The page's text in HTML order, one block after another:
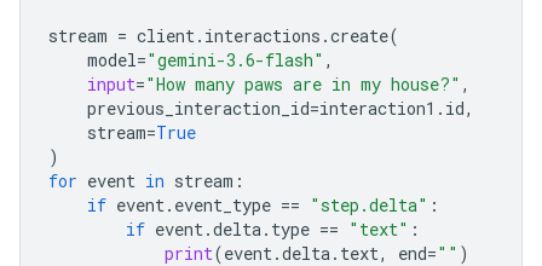
stream = client. interactions .create(
model="gemini-3.6-flash" ,
input="How many paws are in my house?" ,
previous_interaction_id=interaction1 . id,
stream=True
)
for event in stream :
if event. event_type == "step.delta" :
if event.delta. type == "text" :
print(event.delta. text, end="" )